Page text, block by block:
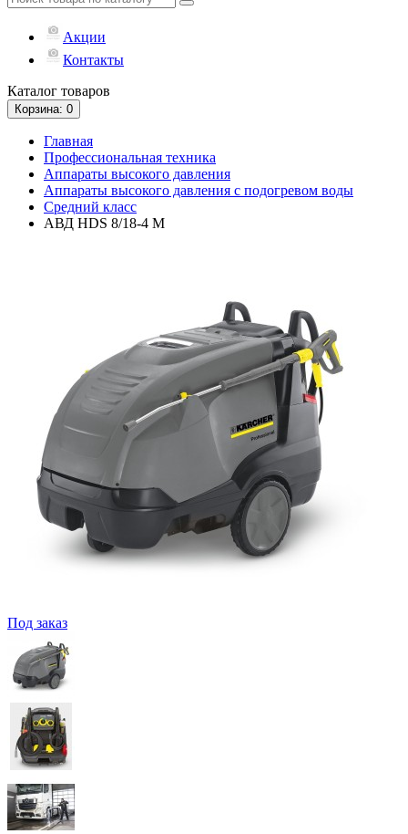
Акции
Контакты
Каталог товаров
Корзина: 0
Главная
Профессиональная техника
Аппараты высокого давления
Аппараты высокого давления с подогревом воды
Средний класс
АВД HDS 8/18-4 M
Под заказ